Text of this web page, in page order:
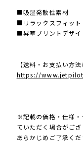
■吸湿発散性素材
■リラックスフィット
■昇華プリントデザイ
【送料・お支払い方法
https://
※記載の価格・仕様・
ていただく場合がござ
あらかじめご了承くだ